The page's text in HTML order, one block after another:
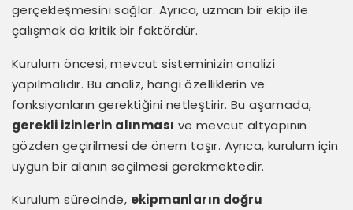
gerçekleşmesini sağlar. Ayrıca, uzman bir ekip ile
çalışmak da kritik bir faktördür.
Kurulum öncesi, mevcut sisteminizin analizi
yapılmalıdır. Bu analiz, hangi özelliklerin ve
fonksiyonların gerektiğini netleştirir. Bu aşamada,
gerekli izinlerin alınması ve mevcut altyapının
gözden geçirilmesi de önem taşır. Ayrıca, kurulum için
uygun bir alanın seçilmesi gerekmektedir.
Kurulum sürecinde, ekipmanların doğru